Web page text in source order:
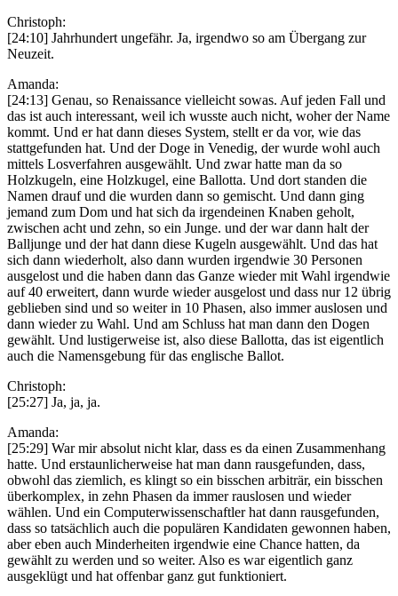
Christoph:
[24:10] Jahrhundert ungefähr. Ja, irgendwo so am Übergang zur
Neuzeit.
Amanda:
[24:13] Genau, so Renaissance vielleicht sowas. Auf jeden Fall und
das ist auch interessant, weil ich wusste auch nicht, woher der Name
kommt. Und er hat dann dieses System, stellt er da vor, wie das
stattgefunden hat. Und der Doge in Venedig, der wurde wohl auch
mittels Losverfahren ausgewählt. Und zwar hatte man da so
Holzkugeln, eine Holzkugel, eine Ballotta. Und dort standen die
Namen drauf und die wurden dann so gemischt. Und dann ging
jemand zum Dom und hat sich da irgendeinen Knaben geholt,
zwischen acht und zehn, so ein Junge. und der war dann halt der
Balljunge und der hat dann diese Kugeln ausgewählt. Und das hat
sich dann wiederholt, also dann wurden irgendwie 30 Personen
ausgelost und die haben dann das Ganze wieder mit Wahl irgendwie
auf 40 erweitert, dann wurde wieder ausgelost und dass nur 12 übrig
geblieben sind und so weiter in 10 Phasen, also immer auslosen und
dann wieder zu Wahl. Und am Schluss hat man dann den Dogen
gewählt. Und lustigerweise ist, also diese Ballotta, das ist eigentlich
auch die Namensgebung für das englische Ballot.
Christoph:
[25:27] Ja, ja, ja.
Amanda:
[25:29] War mir absolut nicht klar, dass es da einen Zusammenhang
hatte. Und erstaunlicherweise hat man dann rausgefunden, dass,
obwohl das ziemlich, es klingt so ein bisschen arbiträr, ein bisschen
überkomplex, in zehn Phasen da immer rauslosen und wieder
wählen. Und ein Computerwissenschaftler hat dann rausgefunden,
dass so tatsächlich auch die populären Kandidaten gewonnen haben,
aber eben auch Minderheiten irgendwie eine Chance hatten, da
gewählt zu werden und so weiter. Also es war eigentlich ganz
ausgeklügt und hat offenbar ganz gut funktioniert.